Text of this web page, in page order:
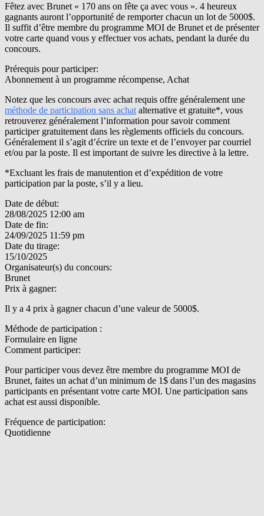
Fêtez avec Brunet « 170 ans on fête ça avec vous ». 4 heureux
gagnants auront l’opportunité de remporter chacun un lot de 5000$.
Il suffit d’être membre du programme MOI de Brunet et de présenter
votre carte quand vous y effectuer vos achats, pendant la durée du
concours.
Prérequis pour participer:
Abonnement à un programme récompense, Achat
Notez que les concours avec achat requis offre généralement une
méthode de participation sans achat alternative et gratuite*, vous
retrouverez généralement l’information pour savoir comment
participer gratuitement dans les règlements officiels du concours.
Généralement il s’agit d’écrire un texte et de l’envoyer par courriel
et/ou par la poste. Il est important de suivre les directive à la lettre.
*Excluant les frais de manutention et d’expédition de votre
participation par la poste, s’il y a lieu.
Date de début:
28/08/2025 12:00 am
Date de fin:
24/09/2025 11:59 pm
Date du tirage:
15/10/2025
Organisateur(s) du concours:
Brunet
Prix à gagner:
Il y a 4 prix à gagner chacun d’une valeur de 5000$.
Méthode de participation :
Formulaire en ligne
Comment participer:
Pour participer vous devez être membre du programme MOI de
Brunet, faites un achat d’un minimum de 1$ dans l’un des magasins
participants en présentant votre carte MOI. Une participation sans
achat est aussi disponible.
Fréquence de participation:
Quotidienne